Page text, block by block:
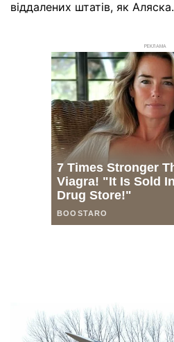
віддалених штатів, як Аляска.
РЕКЛАМА